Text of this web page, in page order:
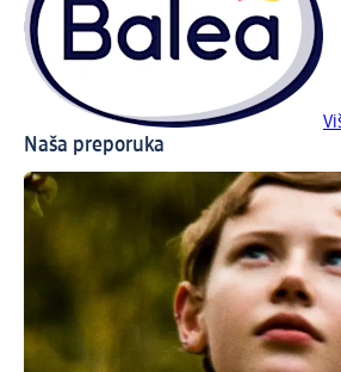
Naša preporuka